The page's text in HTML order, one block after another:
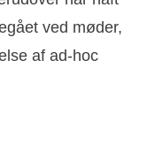
ved møder,
af ad-hoc